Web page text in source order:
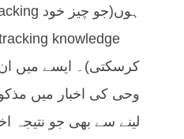
کرسکتی)۔ ایسے میں
وحی کی اخبار میں
لینے سے بھی جو نتیجہ